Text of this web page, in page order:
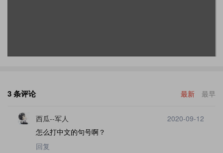
3 条评论 最新 最早
西瓜--军人
2020-09-12
怎么打中文的句号啊？
回复